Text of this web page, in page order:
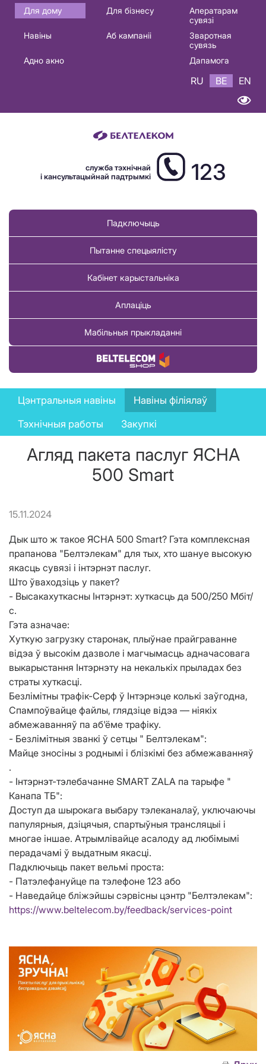
Основная
навигация
Для дому Для бізнесу
Аператарам
сувязі
Навіны
Аб кампаніі
Зваротная
сувязь
Адно акно
Дапамога
RU BE EN
служба тэхнічнай
і кансультацыйнай падтрымкі
123
Падключыць
Пытанне спецыялісту
Кабінет карыстальніка
Аплаціць
Мабільныя прыкладанні
Купіць тавар
News
menu
Цэнтральныя навіны
Навіны філіялаў
Тэхнічныя работы
Закупкі
Агляд пакета паслуг ЯСНА
500 Smart
15.11.2024
Дык што ж такое ЯСНА 500 Smart? Гэта комплексная
прапанова "Белтэлекам" для тых, хто шануе высокую
якасць сувязі і інтэрнэт паслуг.
Што ўваходзіць у пакет?
- Высакахуткасны Інтэрнэт: хуткасць да 500/250 Мбіт/
с.
Гэта азначае:
Хуткую загрузку старонак, плыўнае прайграванне
відэа ў высокім дазволе і магчымасць адначасовага
выкарыстання Інтэрнэту на некалькіх прыладах без
страты хуткасці.
Безлімітны трафік-Серф ў Інтэрнэце колькі заўгодна,
Спампоўвайце файлы, глядзіце відэа — ніякіх
абмежаванняў па аб'ёме трафіку.
- Безлімітныя званкі ў сетцы " Белтэлекам":
Майце зносіны з роднымі і блізкімі без абмежаванняў
.
- Інтэрнэт-тэлебачанне SMART ZALA па тарыфе "
Канапа ТБ":
Доступ да шырокага выбару тэлеканалаў, уключаючы
папулярныя, дзіцячыя, спартыўныя трансляцыі і
многае іншае. Атрымлівайце асалоду ад любімымі
перадачамі ў выдатным якасці.
Падключыць пакет вельмі проста:
- Патэлефануйце па тэлефоне 123 або
- Наведайце бліжэйшы сэрвісны цэнтр "Белтэлекам":
https://www.beltelecom.by/feedback/services-point